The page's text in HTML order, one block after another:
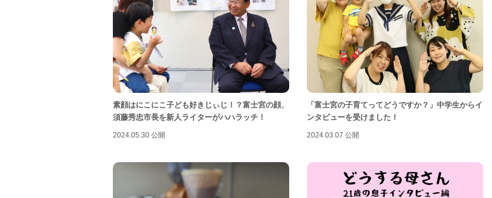
素顔はにこにこ子ども好きじぃじ！？富士宮の顔、
須藤秀忠市長を新人ライターがハハラッチ！
2024.05.30 公開
「富士宮の子育てってどうですか？」中学生からイ
ンタビューを受けました！
2024.03.07 公開